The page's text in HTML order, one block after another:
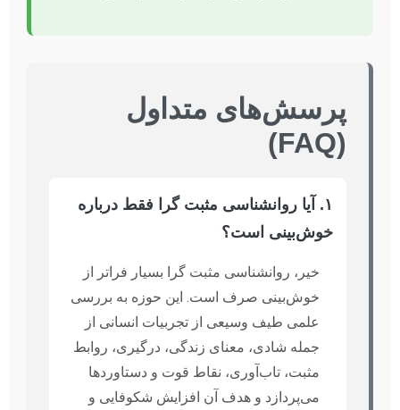
پرسش‌های متداول
(FAQ)
۱. آیا روانشناسی مثبت گرا فقط درباره
خوش‌بینی است؟
خیر، روانشناسی مثبت گرا بسیار فراتر از
خوش‌بینی صرف است. این حوزه به بررسی
علمی طیف وسیعی از تجربیات انسانی از
جمله شادی، معنای زندگی، درگیری، روابط
مثبت، تاب‌آوری، نقاط قوت و دستاوردها
می‌پردازد و هدف آن افزایش شکوفایی و